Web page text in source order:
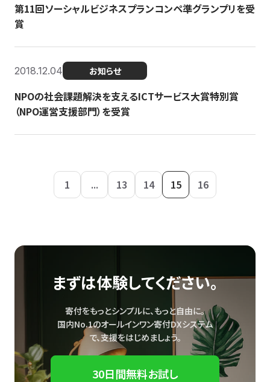
第11回ソーシャルビジネスプランコンペ準グランプリを受
賞
2018.12.04 お知らせ
NPOの社会課題解決を支えるICTサービス大賞特別賞
（NPO運営支援部門）を受賞
1 ... 13 14 15 16
まずは体験してください。
寄付をもっとシンプルに、もっと自由に。
国内No.1のオールインワン寄付DXシステム
で、支援をはじめましょう。
30日間無料お試し